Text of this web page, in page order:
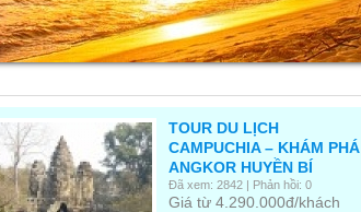
TOUR DU LỊCH
CAMPUCHIA – KHÁM PHÁ
ANGKOR HUYỀN BÍ
Đã xem: 2842 | Phản hồi: 0
Giá từ 4.290.000đ/khách